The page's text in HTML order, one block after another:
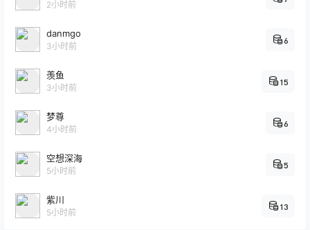
2小时前
danmgo
3小时前
6
羡鱼
3小时前
15
梦尊
4小时前
6
空想深海
5小时前
5
紫川
5小时前
13